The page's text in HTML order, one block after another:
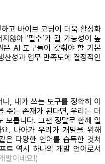
고 바이브 코딩이 더욱 활성화
않아 ‘필수’가 될 가능성이 높
은 AI 도구들이 갖춰야 할 기본
산성과 업무 만족도에 결정적인
, 내가 쓰는 도구를 정확히 이
주는 존재가 된다면, 우리는 더
모릅니다. 그땐 정말로 함께 일
. 나아가 우리가 개발을 위해
다양한 언어를 습득한 것처
트 역시 하나의 개발 언어로서
발이네요!)